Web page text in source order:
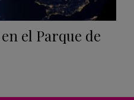
el Parque de